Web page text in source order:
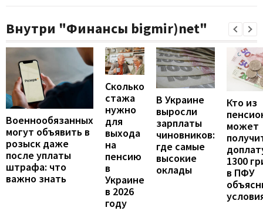
Внутри "Финансы bigmir)net"
Военнообязанных
могут объявить в
розыск даже
после уплаты
штрафа: что
важно знать
Сколько
стажа
нужно
для
выхода
на
пенсию
в
Украине
в 2026
году
В Украине
выросли
зарплаты
чиновников:
где самые
высокие
оклады
Кто из
может
1300
в ПФУ